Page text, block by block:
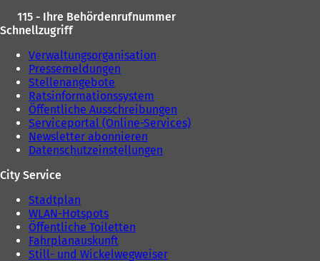
115 - Ihre Behördenrufnummer
Schnellzugriff
Verwaltungsorganisation
Pressemeldungen
Stellenangebote
Ratsinformationssystem
Öffentliche Ausschreibungen
Serviceportal (Online-Services)
Newsletter abonnieren
Datenschutzeinstellungen
City Service
Stadtplan
WLAN-Hotspots
Öffentliche Toiletten
Fahrplanauskunft
Still- und Wickelwegweiser